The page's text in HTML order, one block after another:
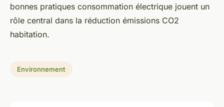
bonnes pratiques consommation électrique jouent un
rôle central dans la réduction émissions CO2
habitation.
Environnement